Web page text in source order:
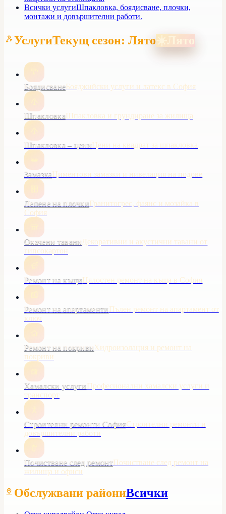
Всички услугиШпакловка, боядисване, плочки,
монтажи и довършителни работи.
УслугиТекущ сезон: Лято☀️Лято
БоядисванеБояджийски услуги и латекс в София
ШпакловкаШпакловка и грундиране за жилища
Шпакловка – цениЦени на квадрат за шпакловка
ЗамазкаЦиментови замазки и нивелация на подове
Лепене на плочкиГранитогрес, фаянс и мозайка в
София
Окачени таваниДекоративни и акустични тавани от
гипсокартон
Ремонт на къщиЦялостен ремонт на къща в София
Ремонт на апартаментиПълен ремонт на апартамент от
ключ
Ремонт на покривиХидроизолация и ремонт на
покриви
Хамалски услугиПрофесионални хамалски услуги и
транспорт
Строителни ремонти СофияСтроителни ремонти и
довършителни работи
Почистване след ремонтПочистване след ремонт на
жилища и офиси
Обслужвани райониВсички